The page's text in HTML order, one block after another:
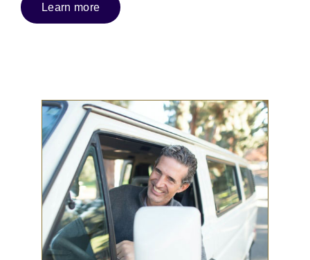
Learn more